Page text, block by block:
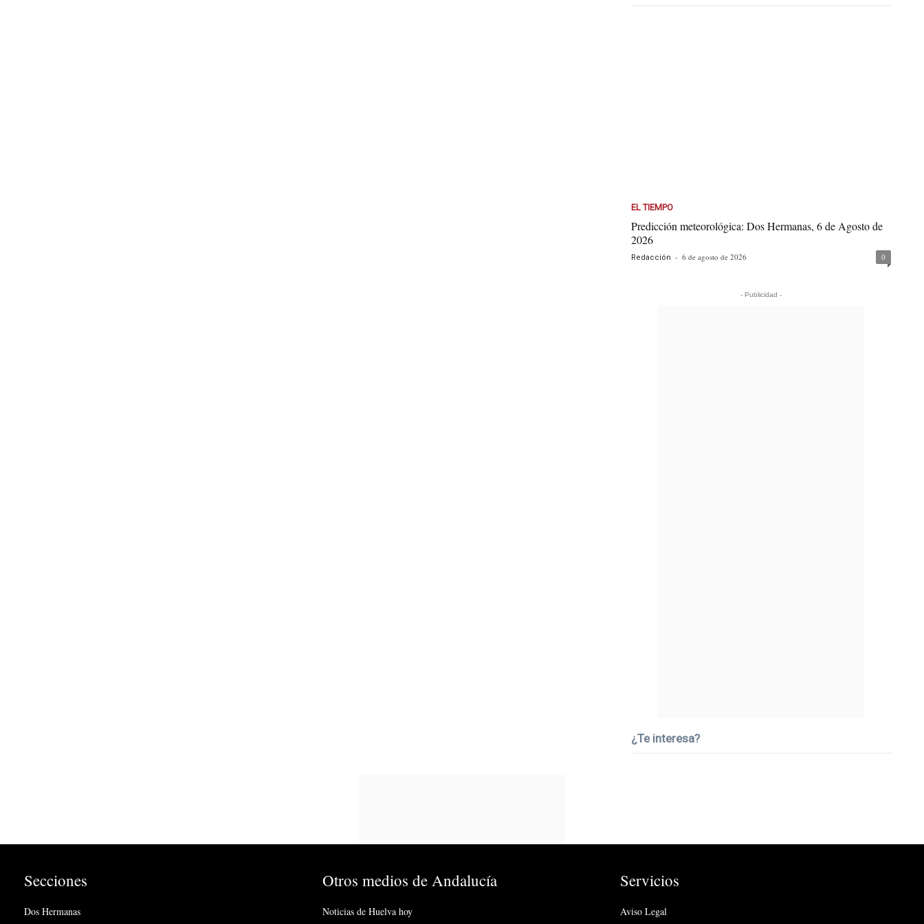
EL TIEMPO
Predicción meteorológica: Dos Hermanas, 6 de Agosto de
2026
Redacción - 6 de agosto de 2026 0
- Publicidad -
¿Te interesa?
Secciones
Dos Hermanas
Otros medios de Andalucía
Noticias de Huelva hoy
Servicios
Aviso Legal